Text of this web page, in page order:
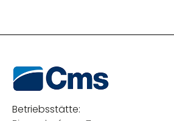
Betriebsstätte: